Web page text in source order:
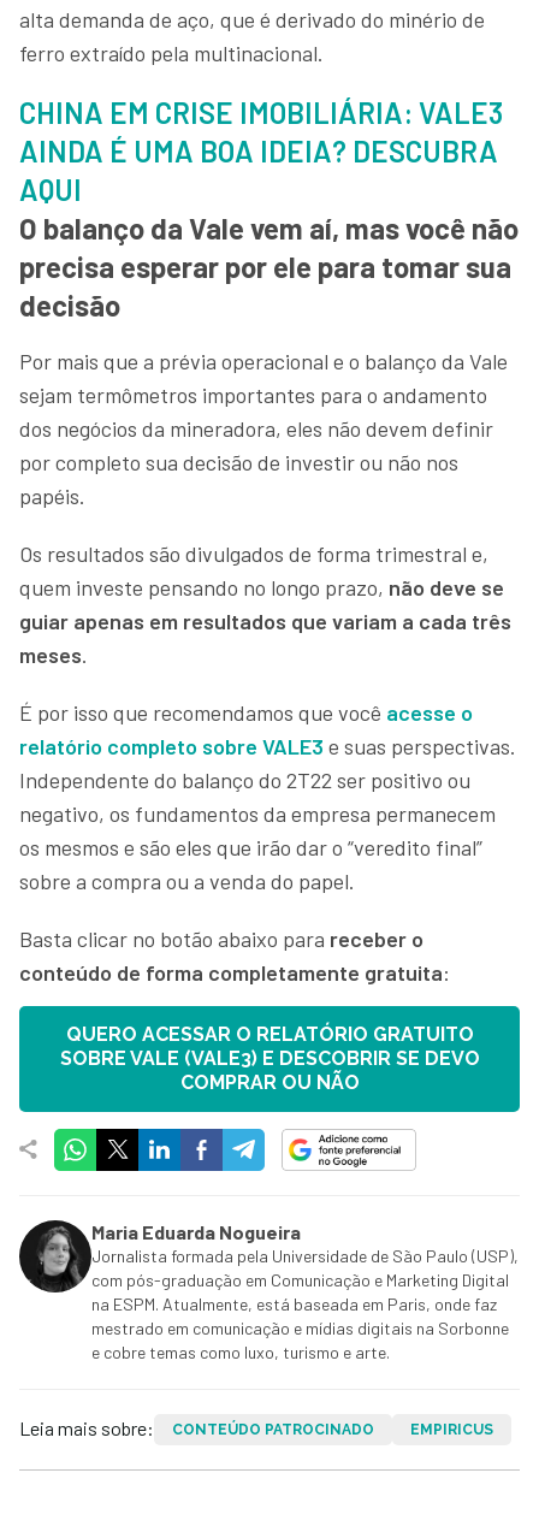
alta demanda de aço, que é derivado do minério de
ferro extraído pela multinacional.
CHINA EM CRISE IMOBILIÁRIA: VALE3
AINDA É UMA BOA IDEIA? DESCUBRA
AQUI
O balanço da Vale vem aí, mas você não
precisa esperar por ele para tomar sua
decisão
Por mais que a prévia operacional e o balanço da Vale
sejam termômetros importantes para o andamento
dos negócios da mineradora, eles não devem definir
por completo sua decisão de investir ou não nos
papéis.
Os resultados são divulgados de forma trimestral e,
quem investe pensando no longo prazo, não deve se
guiar apenas em resultados que variam a cada três
meses.
É por isso que recomendamos que você acesse o
relatório completo sobre VALE3 e suas perspectivas.
Independente do balanço do 2T22 ser positivo ou
negativo, os fundamentos da empresa permanecem
os mesmos e são eles que irão dar o “veredito final”
sobre a compra ou a venda do papel.
Basta clicar no botão abaixo para receber o
conteúdo de forma completamente gratuita:
QUERO ACESSAR O RELATÓRIO GRATUITO
SOBRE VALE (VALE3) E DESCOBRIR SE DEVO
COMPRAR OU NÃO
Maria Eduarda Nogueira
Jornalista formada pela Universidade de São Paulo (USP),
com pós-graduação em Comunicação e Marketing Digital
na ESPM. Atualmente, está baseada em Paris, onde faz
mestrado em comunicação e mídias digitais na Sorbonne
e cobre temas como luxo, turismo e arte.
Leia mais sobre: CONTEÚDO PATROCINADO EMPIRICUS